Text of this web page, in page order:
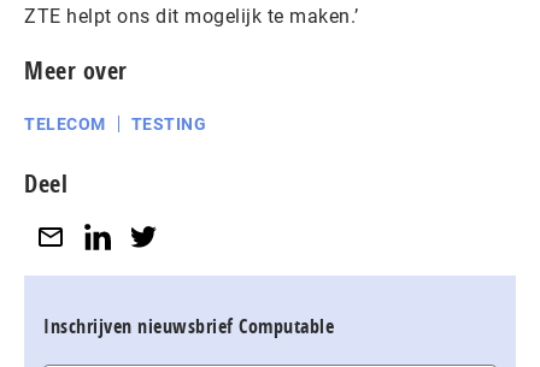
ZTE helpt ons dit mogelijk te maken.’
Meer over
TELECOM TESTING
Deel
Inschrijven nieuwsbrief Computable